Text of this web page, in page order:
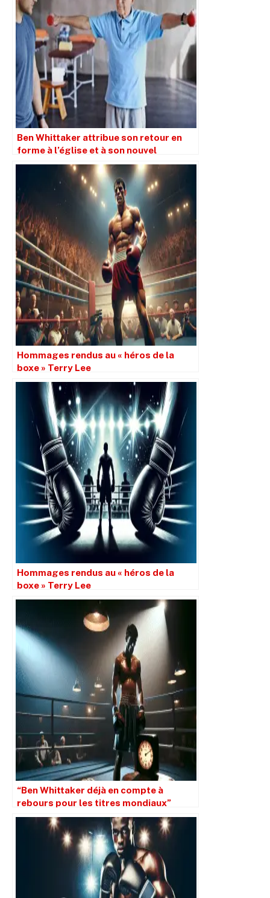
Ben Whittaker attribue son retour en
forme à l’église et à son nouvel
entraîneur Andy Lee
Hommages rendus au « héros de la
boxe » Terry Lee
Hommages rendus au « héros de la
boxe » Terry Lee
“Ben Whittaker déjà en compte à
rebours pour les titres mondiaux”